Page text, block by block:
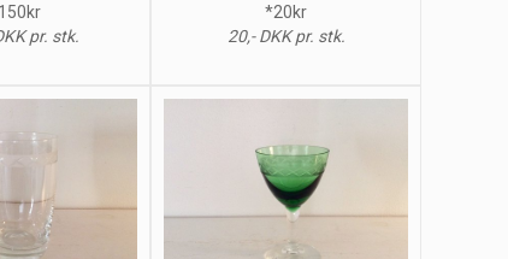
pr. stk.
*20kr
20,- DKK pr. stk.